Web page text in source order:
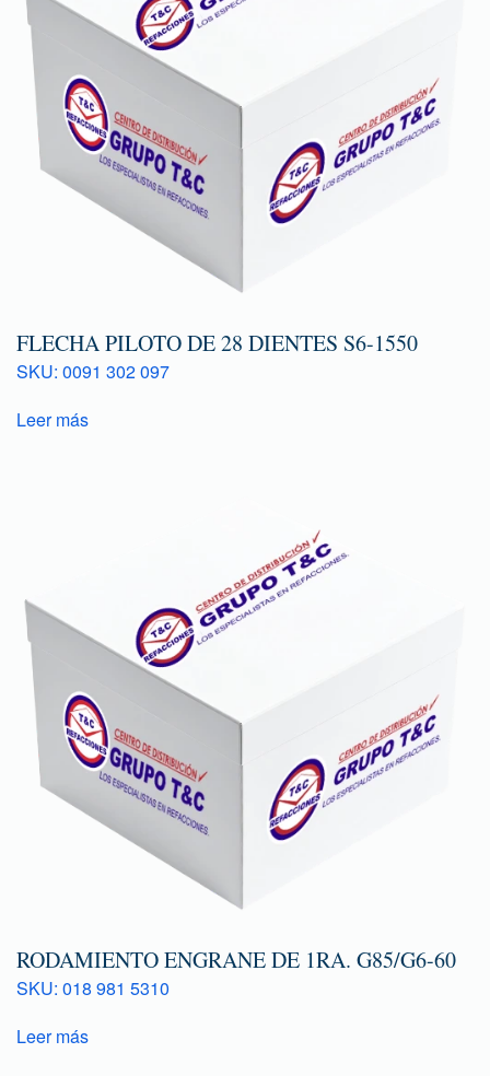
FLECHA PILOTO DE 28 DIENTES S6-1550
SKU: 0091 302 097
Leer más
RODAMIENTO ENGRANE DE 1RA. G85/G6-60
SKU: 018 981 5310
Leer más